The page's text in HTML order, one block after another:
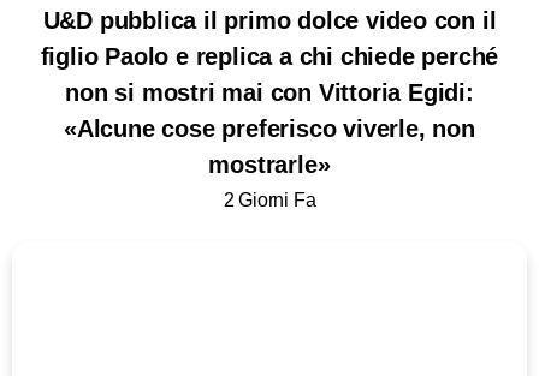
U&D pubblica il primo dolce video con il
figlio Paolo e replica a chi chiede perché
non si mostri mai con Vittoria Egidi:
«Alcune cose preferisco viverle, non
mostrarle»
2 Giorni Fa